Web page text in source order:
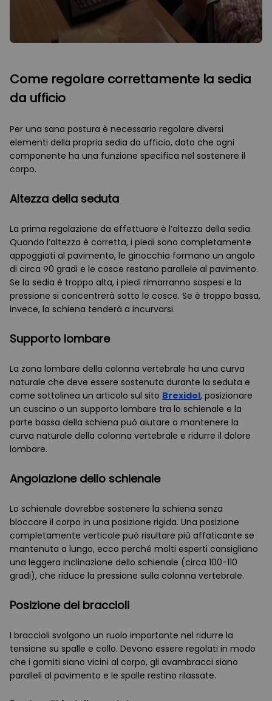
Come regolare correttamente la sedia
da ufficio
Per una sana postura è necessario regolare diversi
elementi della propria sedia da ufficio, dato che ogni
componente ha una funzione specifica nel sostenere il
corpo.
Altezza della seduta
La prima regolazione da effettuare è l’altezza della sedia.
Quando l’altezza è corretta, i piedi sono completamente
appoggiati al pavimento, le ginocchia formano un angolo
di circa 90 gradi e le cosce restano parallele al pavimento.
Se la sedia è troppo alta, i piedi rimarranno sospesi e la
pressione si concentrerà sotto le cosce. Se è troppo bassa,
invece, la schiena tenderà a incurvarsi.
Supporto lombare
La zona lombare della colonna vertebrale ha una curva
naturale che deve essere sostenuta durante la seduta e
come sottolinea un articolo sul sito Brexidol, posizionare
un cuscino o un supporto lombare tra lo schienale e la
parte bassa della schiena può aiutare a mantenere la
curva naturale della colonna vertebrale e ridurre il dolore
lombare.
Angolazione dello schienale
Lo schienale dovrebbe sostenere la schiena senza
bloccare il corpo in una posizione rigida. Una posizione
completamente verticale può risultare più affaticante se
mantenuta a lungo, ecco perché molti esperti consigliano
una leggera inclinazione dello schienale (circa 100-110
gradi), che riduce la pressione sulla colonna vertebrale.
Posizione dei braccioli
I braccioli svolgono un ruolo importante nel ridurre la
tensione su spalle e collo. Devono essere regolati in modo
che i gomiti siano vicini al corpo, gli avambracci siano
paralleli al pavimento e le spalle restino rilassate.